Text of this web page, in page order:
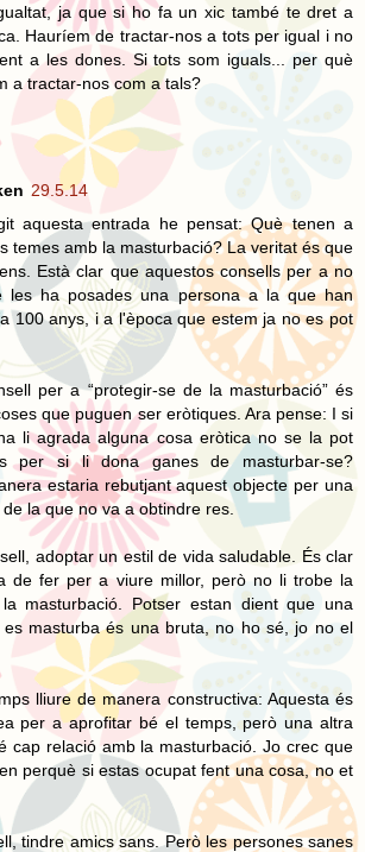
ja que si ho fa un xic també te dret a
Hauríem de tractar-nos a tots per igual i no
a les dones. Si tots som iguals... per què
a tractar-nos com a tals?
29.5.14
aquesta entrada he pensat: Què tenen a
temes amb la masturbació? La veritat és que
Està clar que aquestos consells per a no
les ha posades una persona a la que han
100 anys, i a l'època que estem ja no es pot
per a “protegir-se de la masturbació” és
que puguen ser eròtiques. Ara pense: I si
li agrada alguna cosa eròtica no se la pot
per si li dona ganes de masturbar-se?
estaria rebutjant aquest objecte per una
la que no va a obtindre res.
adoptar un estil de vida saludable. És clar
de fer per a viure millor, però no li trobe la
masturbació. Potser estan dient que una
es masturba és una bruta, no ho sé, jo no el
lliure de manera constructiva: Aquesta és
per a aprofitar bé el temps, però una altra
cap relació amb la masturbació. Jo crec que
perquè si estas ocupat fent una cosa, no et
tindre amics sans. Però les persones sanes